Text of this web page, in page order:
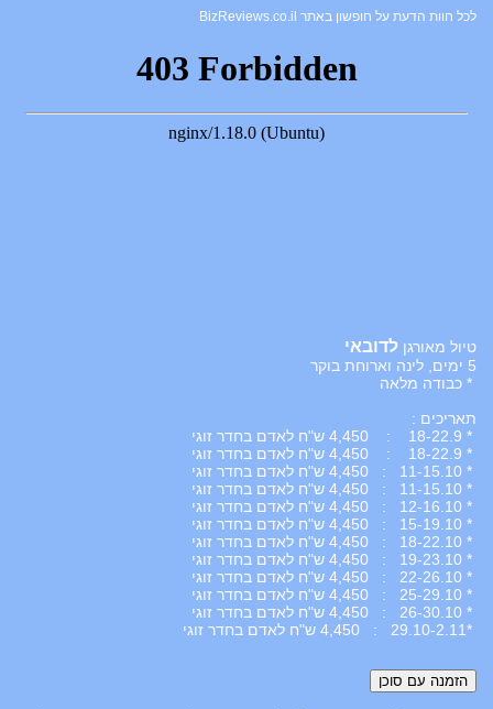
לכל חוות הדעת על חופשון באתר BizReviews.co.il
טיול מאורגן לדובאי
5 ימים, לינה וארוחת בוקר
* כבודה מלאה
תאריכים :
* 18-22.9 : 4,450 ש"ח לאדם בחדר זוגי
* 18-22.9 : 4,450 ש"ח לאדם בחדר זוגי
* 11-15.10 : 4,450 ש"ח לאדם בחדר זוגי
* 11-15.10 : 4,450 ש"ח לאדם בחדר זוגי
* 12-16.10 : 4,450 ש"ח לאדם בחדר זוגי
* 15-19.10 : 4,450 ש"ח לאדם בחדר זוגי
* 18-22.10 : 4,450 ש"ח לאדם בחדר זוגי
* 19-23.10 : 4,450 ש"ח לאדם בחדר זוגי
* 22-26.10 : 4,450 ש"ח לאדם בחדר זוגי
* 25-29.10 : 4,450 ש"ח לאדם בחדר זוגי
* 26-30.10 : 4,450 ש"ח לאדם בחדר זוגי
*29.10-2.11 : 4,450 ש"ח לאדם בחדר זוגי